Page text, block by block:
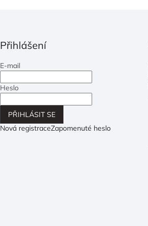
Přihlášení
E-mail
Heslo
PŘIHLÁSIT SE
Nová registraceZapomenuté heslo